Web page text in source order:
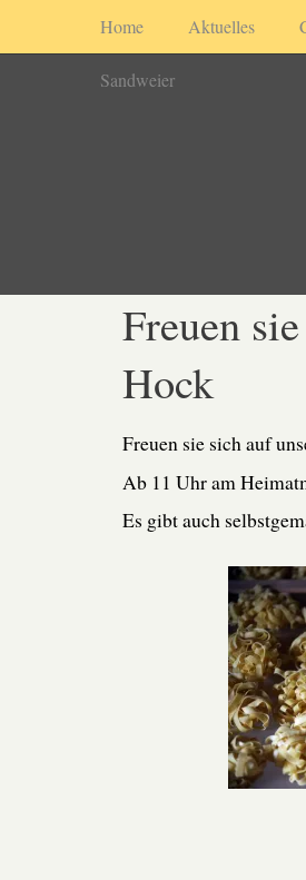
Home Aktuelles
Sandweier
Freuen
Hock
Freuen sie sich auf
Ab 11 Uhr am
Es gibt auch